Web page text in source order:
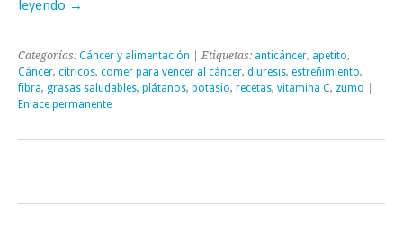
leyendo →
Categorías: Cáncer y alimentación | Etiquetas: anticáncer, apetito,
Cáncer, cítricos, comer para vencer al cáncer, diuresis, estreñimiento,
fibra, grasas saludables, plátanos, potasio, recetas, vitamina C, zumo
Enlace permanente